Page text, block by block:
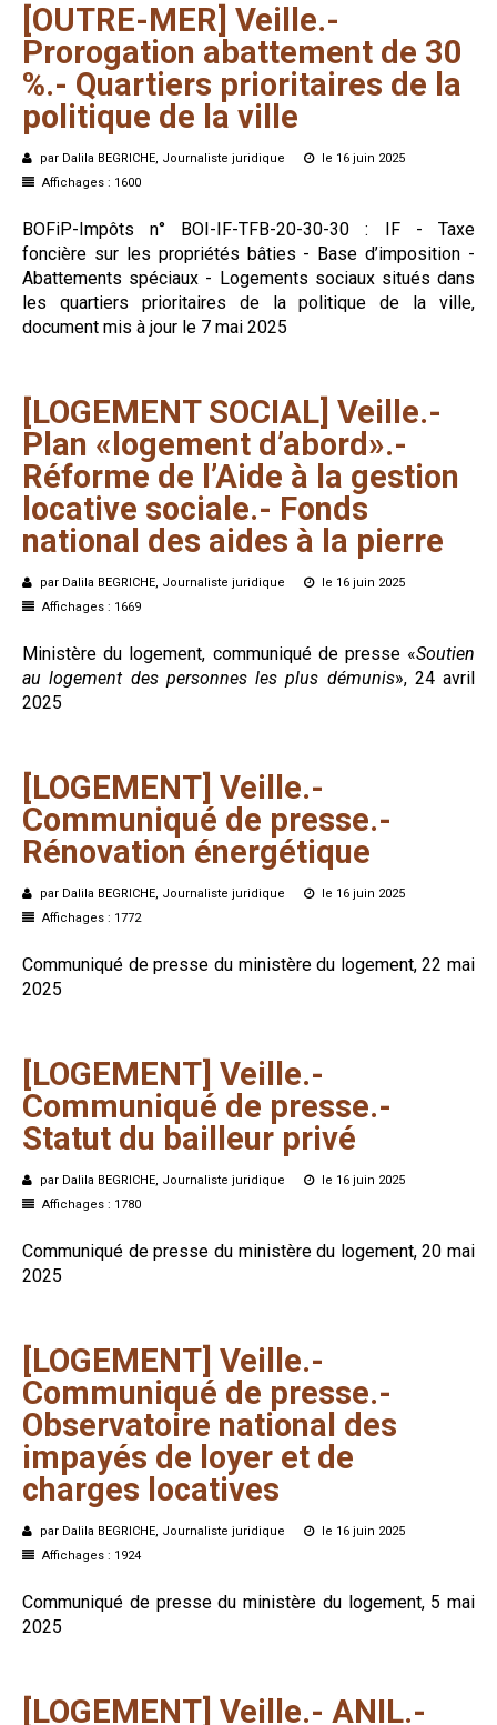
[OUTRE-MER] Veille.-
Prorogation abattement de 30
%.- Quartiers prioritaires de la
politique de la ville
par Dalila BEGRICHE, Journaliste juridique
le 16 juin 2025
Affichages : 1600
BOFiP-Impôts n° BOI-IF-TFB-20-30-30 : IF - Taxe
foncière sur les propriétés bâties - Base d’imposition -
Abattements spéciaux - Logements sociaux situés dans
les quartiers prioritaires de la politique de la ville,
document mis à jour le 7 mai 2025
[LOGEMENT SOCIAL] Veille.-
Plan «logement d’abord».-
Réforme de l’Aide à la gestion
locative sociale.- Fonds
national des aides à la pierre
par Dalila BEGRICHE, Journaliste juridique
le 16 juin 2025
Affichages : 1669
Ministère du logement, communiqué de presse «Soutien
au logement des personnes les plus démunis», 24 avril
2025
[LOGEMENT] Veille.-
Communiqué de presse.-
Rénovation énergétique
par Dalila BEGRICHE, Journaliste juridique
le 16 juin 2025
Affichages : 1772
Communiqué de presse du ministère du logement, 22 mai
2025
[LOGEMENT] Veille.-
Communiqué de presse.-
Statut du bailleur privé
par Dalila BEGRICHE, Journaliste juridique
le 16 juin 2025
Affichages : 1780
Communiqué de presse du ministère du logement, 20 mai
2025
[LOGEMENT] Veille.-
Communiqué de presse.-
Observatoire national des
impayés de loyer et de
charges locatives
par Dalila BEGRICHE, Journaliste juridique
le 16 juin 2025
Affichages : 1924
Communiqué de presse du ministère du logement, 5 mai
2025
[LOGEMENT] Veille.- ANIL.-